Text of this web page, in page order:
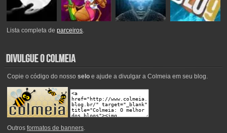
Lista completa deparceiros.
Copie o código do nosso seloe ajude a divulgar a Colmeia em seu blog.
Outros formatos de banners.